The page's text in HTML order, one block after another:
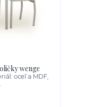
wenge
oceľ a MDF,